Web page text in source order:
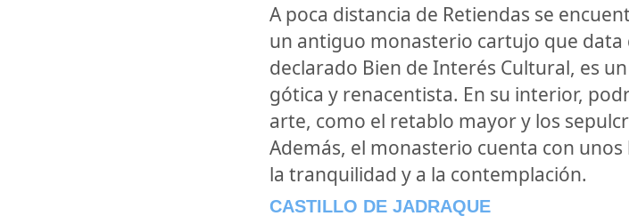
A poca distancia de Retiendas se
un antiguo monasterio cartujo que data
declarado Bien de Interés Cultural, es
gótica y renacentista. En su interior,
arte, como el retablo mayor y los
Además, el monasterio cuenta con
la tranquilidad y a la contemplación.
CASTILLO DE JADRAQUE